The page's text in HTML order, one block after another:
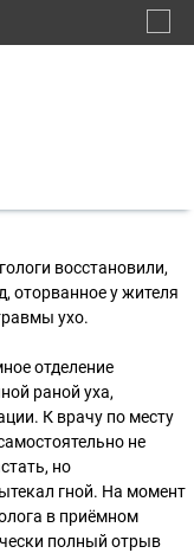
восстановили,
оторванное у жителя
ухо.
отделение
раной уха,
К врачу по месту
не
но
гной. На момент
в приёмном
полный отрыв